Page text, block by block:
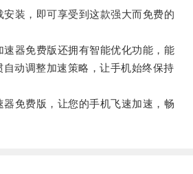
装，即可享受到这款强大而免费的
器免费版还拥有智能优化功能，能
动调整加速策略，让手机始终保持
免费版，让您的手机飞速加速，畅